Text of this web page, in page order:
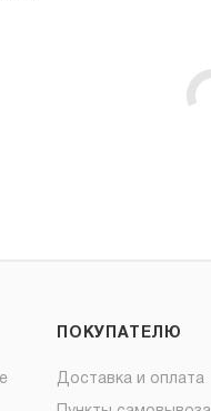
ПОКУПАТЕЛЮ
Доставка и оплата